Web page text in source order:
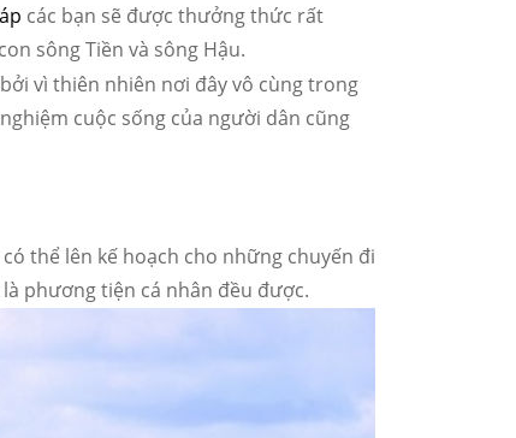
các bạn sẽ được thưởng thức rất
sông Tiền và sông Hậu.
vì thiên nhiên nơi đây vô cùng trong
cuộc sống của người dân cũng
thể lên kế hoạch cho những chuyến đi
phương tiện cá nhân đều được.